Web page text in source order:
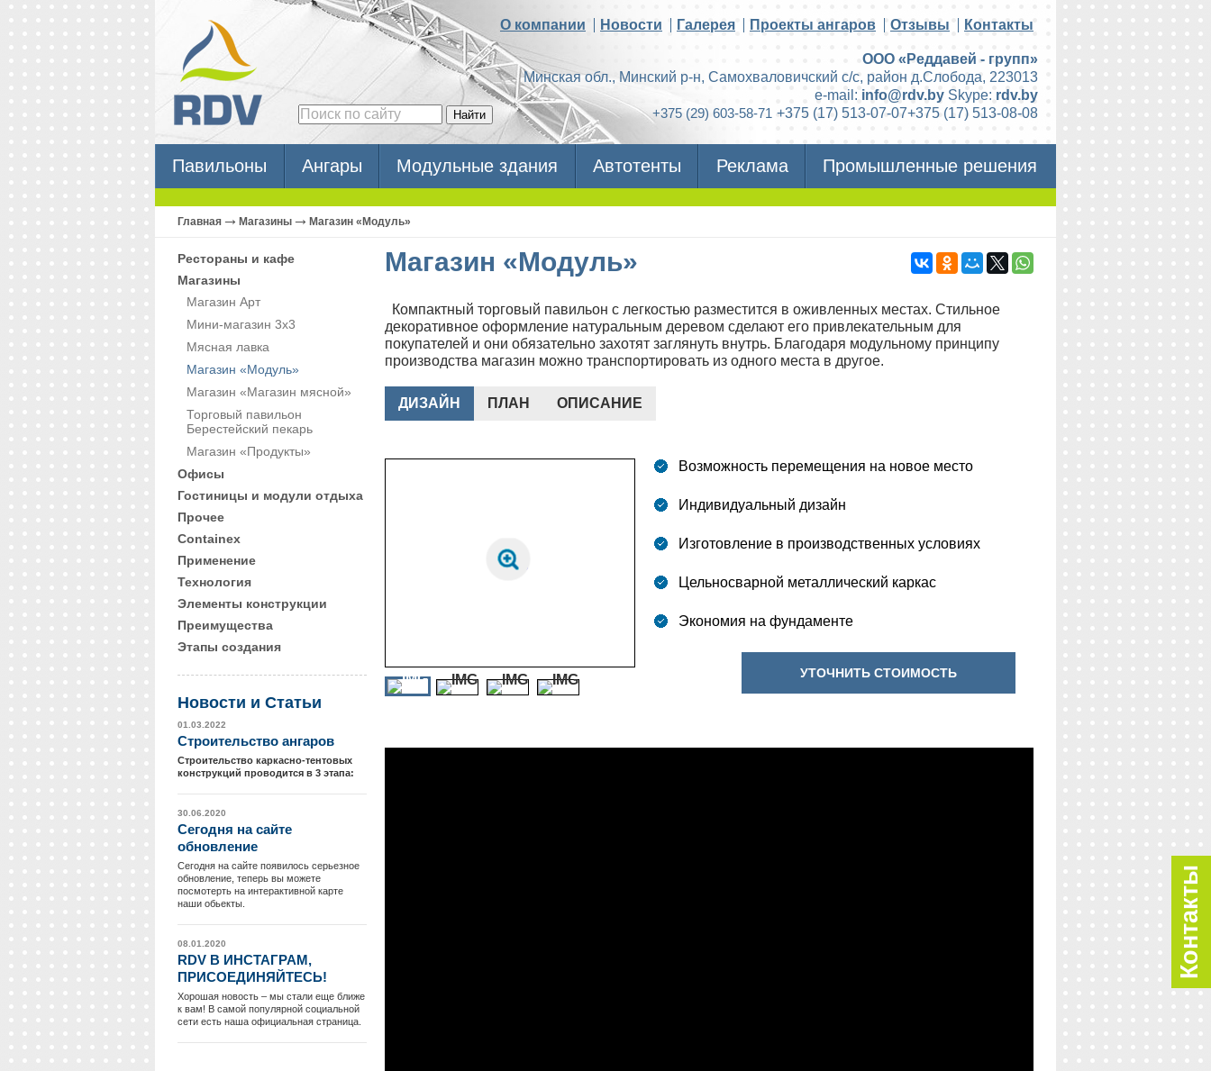
О компании Новости Галерея Проекты ангаров Отзывы Контакты
ООО «Реддавей - групп»
Минская обл., Минский р-н, Самохваловичский с/с, район д.Слобода, 223013
e-mail: info@rdv.by Skype: rdv.by
+375 (29) 603-58-71 +375 (17) 513-07-07+375 (17) 513-08-08
Поиск
Павильоны Ангары Модульные здания Автотенты Реклама Промышленные решения
Главная Магазины Магазин «Модуль»
Магазин «Модуль»
Компактный торговый павильон с легкостью разместится в оживленных местах. Стильное
декоративное оформление натуральным деревом сделают его привлекательным для
покупателей и они обязательно захотят заглянуть внутрь. Благодаря модульному принципу
производства магазин можно транспортировать из одного места в другое.
ДИЗАЙН ПЛАН ОПИСАНИЕ
Возможность перемещения на новое место
Индивидуальный дизайн
Изготовление в производственных условиях
Цельносварной металлический каркас
Экономия на фундаменте
УТОЧНИТЬ СТОИМОСТЬ
Рестораны и кафе
Магазины
Магазин Арт
Мини-магазин 3х3
Мясная лавка
Магазин «Модуль»
Магазин «Магазин мясной»
Торговый павильон
Берестейский пекарь
Магазин «Продукты»
Офисы
Гостиницы и модули отдыха
Прочее
Сontainex
Применение
Технология
Элементы конструкции
Преимущества
Этапы создания
Новости и Cтатьи
01.03.2022
Cтроительство ангаров
Строительство каркасно-тентовых
конструкций проводится в 3 этапа:
30.06.2020
Сегодня на сайте
обновление
Сегодня на сайте появилось серьезное
обновление, теперь вы можете
посмотерть на интерактивной карте
наши обьекты.
08.01.2020
RDV В ИНСТАГРАМ,
ПРИСОЕДИНЯЙТЕСЬ!
Хорошая новость – мы стали еще ближе
к вам! В самой популярной социальной
сети есть наша официальная страница.
Контакты